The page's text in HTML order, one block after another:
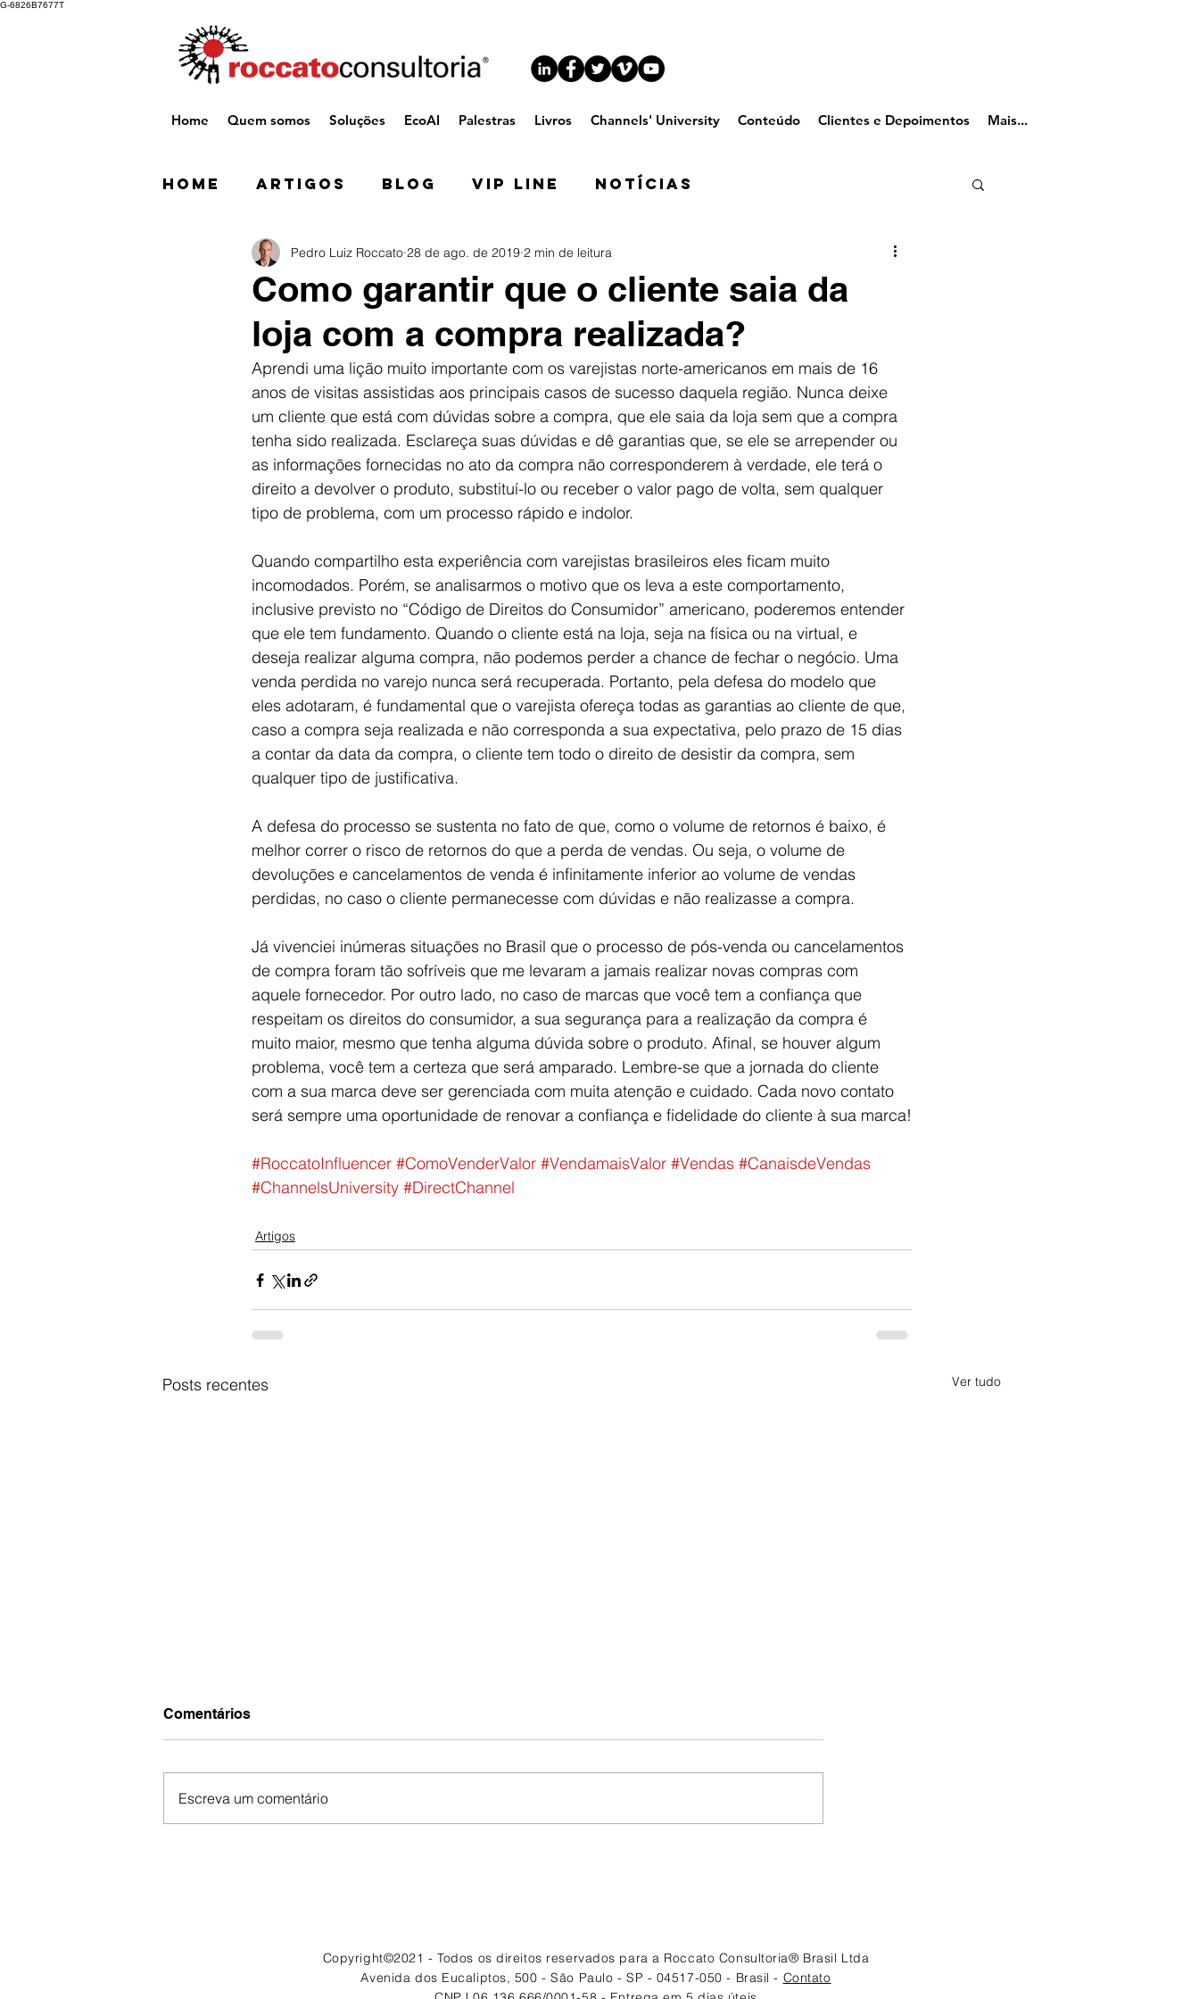
G-6826B7677T
Home Quem somos Soluções EcoAI Palestras Livros Channels' University Conteúdo Clientes e Depoimentos Mais...
Home Artigos Blog VIP Line Notícias
Como garantir que o cliente saia da
loja com a compra realizada?
Pedro Luiz Roccato 28 de ago. de 2019 2 min de leitura
Aprendi uma lição muito importante com os varejistas norte-americanos em mais de 16
anos de visitas assistidas aos principais casos de sucesso daquela região. Nunca deixe
um cliente que está com dúvidas sobre a compra, que ele saia da loja sem que a compra
tenha sido realizada. Esclareça suas dúvidas e dê garantias que, se ele se arrepender ou
as informações fornecidas no ato da compra não corresponderem à verdade, ele terá o
direito a devolver o produto, substituí-lo ou receber o valor pago de volta, sem qualquer
tipo de problema, com um processo rápido e indolor.
Quando compartilho esta experiência com varejistas brasileiros eles ficam muito
incomodados. Porém, se analisarmos o motivo que os leva a este comportamento,
inclusive previsto no “Código de Direitos do Consumidor” americano, poderemos entender
que ele tem fundamento. Quando o cliente está na loja, seja na física ou na virtual, e
deseja realizar alguma compra, não podemos perder a chance de fechar o negócio. Uma
venda perdida no varejo nunca será recuperada. Portanto, pela defesa do modelo que
eles adotaram, é fundamental que o varejista ofereça todas as garantias ao cliente de que,
caso a compra seja realizada e não corresponda a sua expectativa, pelo prazo de 15 dias
a contar da data da compra, o cliente tem todo o direito de desistir da compra, sem
qualquer tipo de justificativa.
A defesa do processo se sustenta no fato de que, como o volume de retornos é baixo, é
melhor correr o risco de retornos do que a perda de vendas. Ou seja, o volume de
devoluções e cancelamentos de venda é infinitamente inferior ao volume de vendas
perdidas, no caso o cliente permanecesse com dúvidas e não realizasse a compra.
Já vivenciei inúmeras situações no Brasil que o processo de pós-venda ou cancelamentos
de compra foram tão sofríveis que me levaram a jamais realizar novas compras com
aquele fornecedor. Por outro lado, no caso de marcas que você tem a confiança que
respeitam os direitos do consumidor, a sua segurança para a realização da compra é
muito maior, mesmo que tenha alguma dúvida sobre o produto. Afinal, se houver algum
problema, você tem a certeza que será amparado. Lembre-se que a jornada do cliente
com a sua marca deve ser gerenciada com muita atenção e cuidado. Cada novo contato
será sempre uma oportunidade de renovar a confiança e fidelidade do cliente à sua marca!
#RoccatoInfluencer #ComoVenderValor #VendamaisValor #Vendas #CanaisdeVendas
#ChannelsUniversity #DirectChannel
Artigos
Posts recentes Ver tudo
Comentários
Escreva um comentário
Copyright©2021 - Todos os direitos reservados para a Roccato Consultoria® Brasil Ltda
Avenida dos Eucaliptos, 500 - São Paulo - SP - 04517-050 - Brasil - Contato